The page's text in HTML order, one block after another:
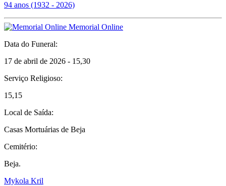
94 anos (1932 - 2026)
Memorial Online
Data do Funeral:
17 de abril de 2026 - 15,30
Serviço Religioso:
15,15
Local de Saída:
Casas Mortuárias de Beja
Cemitério:
Beja.
Mykola Kril